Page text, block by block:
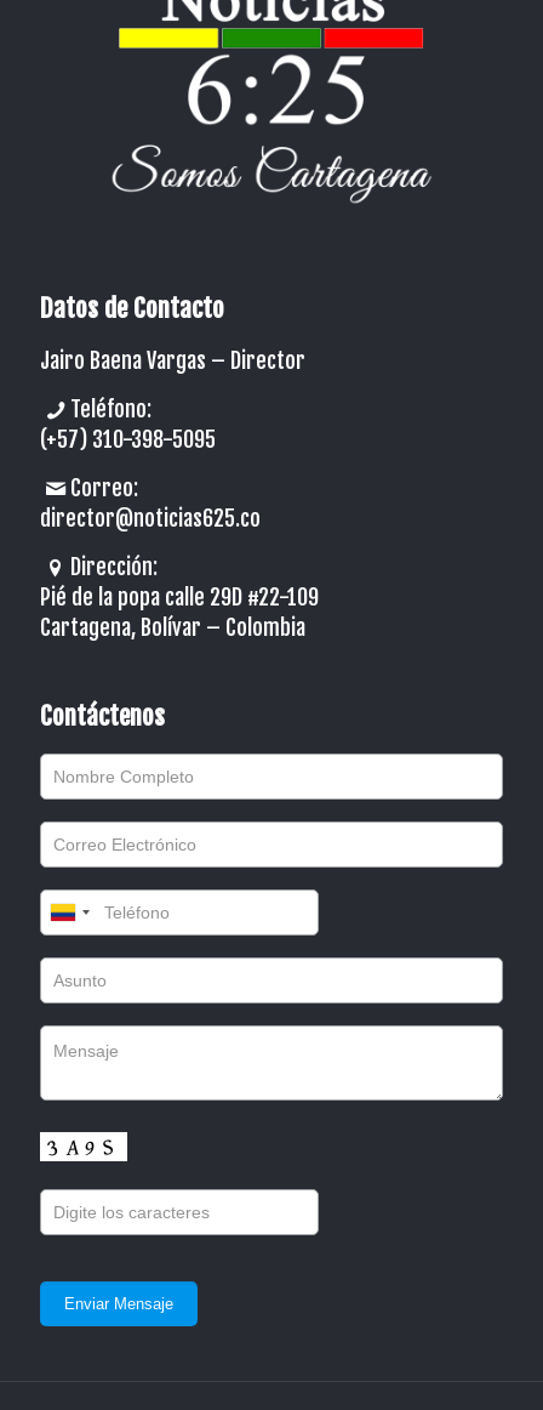
Datos de Contacto
Jairo Baena Vargas – Director
Teléfono:
(+57) 310-398-5095
Correo:
director@noticias625.co
Dirección:
Pié de la popa calle 29D #22-109
Cartagena, Bolívar – Colombia
Contáctenos